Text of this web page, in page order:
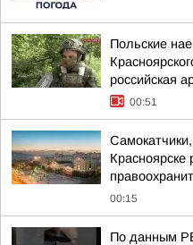
Польские
российская
00:51
Красноярске
00:15
По данным